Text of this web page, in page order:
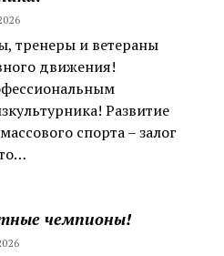
тренеры и ветераны
движения!
Развитие
спорта – залог
чемпионы!